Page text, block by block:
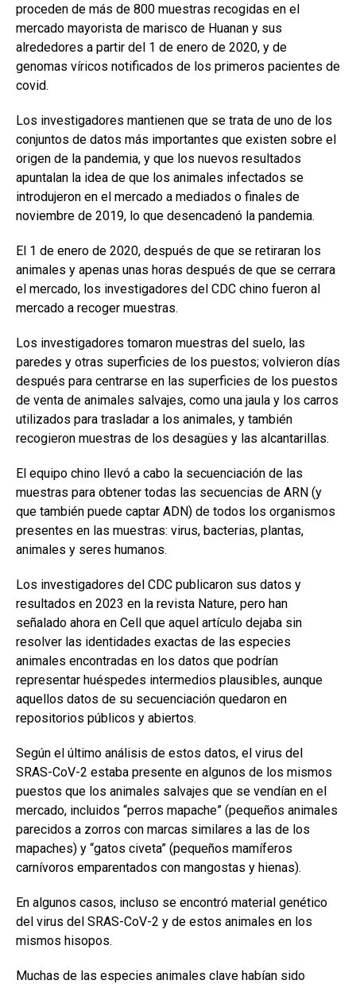
proceden de más de 800 muestras recogidas en el
mercado mayorista de marisco de Huanan y sus
alrededores a partir del 1 de enero de 2020, y de
genomas víricos notificados de los primeros pacientes de
covid.
Los investigadores mantienen que se trata de uno de los
conjuntos de datos más importantes que existen sobre el
origen de la pandemia, y que los nuevos resultados
apuntalan la idea de que los animales infectados se
introdujeron en el mercado a mediados o finales de
noviembre de 2019, lo que desencadenó la pandemia.
El 1 de enero de 2020, después de que se retiraran los
animales y apenas unas horas después de que se cerrara
el mercado, los investigadores del CDC chino fueron al
mercado a recoger muestras.
Los investigadores tomaron muestras del suelo, las
paredes y otras superficies de los puestos; volvieron días
después para centrarse en las superficies de los puestos
de venta de animales salvajes, como una jaula y los carros
utilizados para trasladar a los animales, y también
recogieron muestras de los desagües y las alcantarillas.
El equipo chino llevó a cabo la secuenciación de las
muestras para obtener todas las secuencias de ARN (y
que también puede captar ADN) de todos los organismos
presentes en las muestras: virus, bacterias, plantas,
animales y seres humanos.
Los investigadores del CDC publicaron sus datos y
resultados en 2023 en la revista Nature, pero han
señalado ahora en Cell que aquel artículo dejaba sin
resolver las identidades exactas de las especies
animales encontradas en los datos que podrían
representar huéspedes intermedios plausibles, aunque
aquellos datos de su secuenciación quedaron en
repositorios públicos y abiertos.
Según el último análisis de estos datos, el virus del
SRAS-CoV-2 estaba presente en algunos de los mismos
puestos que los animales salvajes que se vendían en el
mercado, incluidos “perros mapache” (pequeños animales
parecidos a zorros con marcas similares a las de los
mapaches) y “gatos civeta” (pequeños mamíferos
carnívoros emparentados con mangostas y hienas).
En algunos casos, incluso se encontró material genético
del virus del SRAS-CoV-2 y de estos animales en los
mismos hisopos.
Muchas de las especies animales clave habían sido